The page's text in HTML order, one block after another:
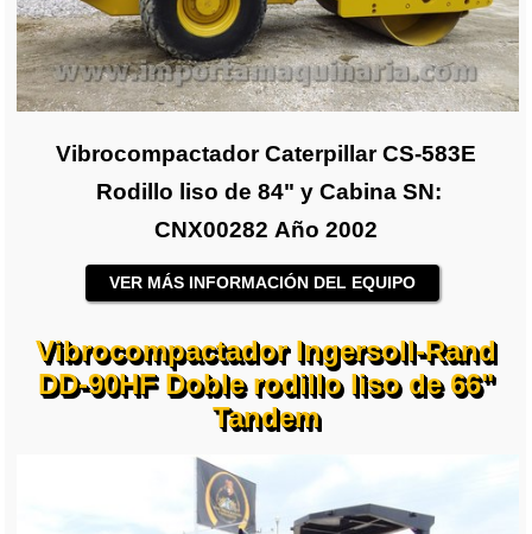
Vibrocompactador Caterpillar CS-583E
Rodillo liso de 84" y Cabina SN:
CNX00282 Año 2002
VER MÁS INFORMACIÓN DEL EQUIPO
Vibrocompactador Ingersoll-Rand
DD-90HF Doble rodillo liso de 66"
Tandem